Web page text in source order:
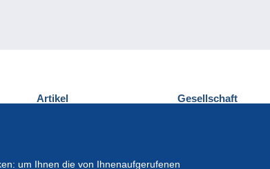
um Ihnen die von Ihnenaufgerufenen
Artikel Gesellschaft